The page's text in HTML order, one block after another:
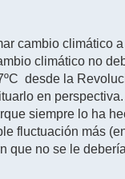
cambio climático
climático no
desde la
en
siempre lo ha
fluctuación más
no se le